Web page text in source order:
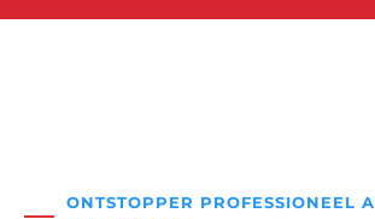
ONTSTOPPER PROFESSIONEEL